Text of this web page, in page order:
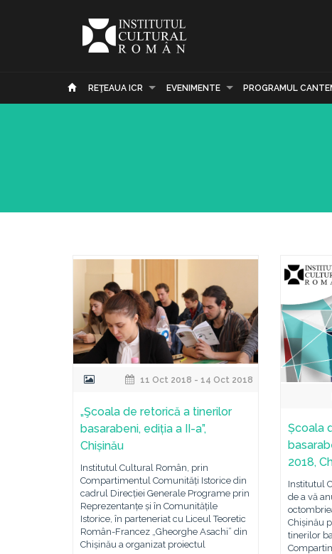
REŢEAUA ICR EVENIMENTE PROGRAMUL
11 Oct 2018 - 14 Oct 2018
„Şcoala de retorică a tinerilor
basarabeni, ediția a II-a”,
Chișinău
Institutul Cultural Român, prin
Compartimentul Comunități Istorice din
cadrul Direcției Generale Programe prin
Reprezentanțe și în Comunitățile
Istorice, în parteneriat cu Liceul Teoretic
Român-Francez „Gheorghe Asachi” din
Chișinău a organizat proiectul
Școala
2018,
Institutul
de a vă
Chișinău
tinerilor